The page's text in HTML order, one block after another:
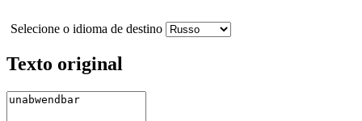
Selecione o idioma de destino
Texto original